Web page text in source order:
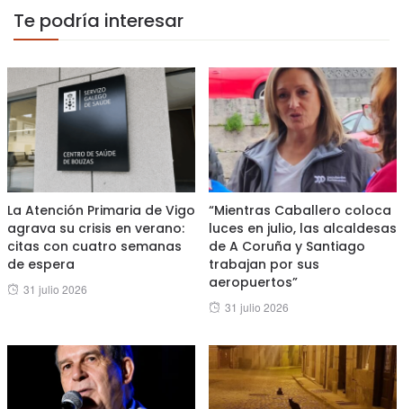
Te podría interesar
La Atención Primaria de Vigo
agrava su crisis en verano:
citas con cuatro semanas
de espera
Posted
31 julio 2026
“Mientras Caballero coloca
luces en julio, las alcaldesas
de A Coruña y Santiago
trabajan por sus
aeropuertos”
Posted
31 julio 2026